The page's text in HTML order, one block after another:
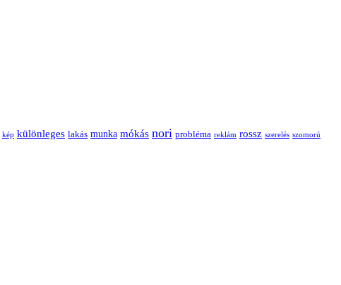
kép különleges lakás munka mókás nori probléma reklám rossz szerelés szomorú